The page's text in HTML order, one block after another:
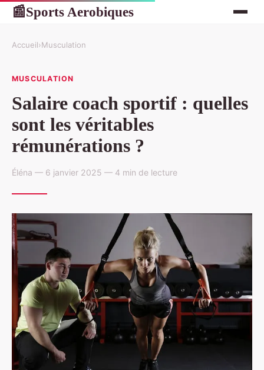
📰Sports Aerobiques
Accueil›Musculation
MUSCULATION
Salaire coach sportif : quelles
sont les véritables
rémunérations ?
Éléna — 6 janvier 2025 — 4 min de lecture